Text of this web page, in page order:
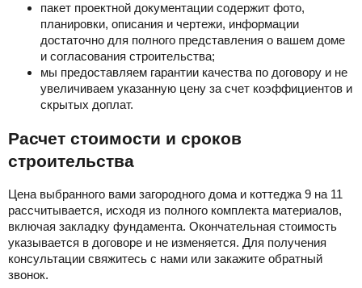
пакет проектной документации содержит фото,
планировки, описания и чертежи, информации
достаточно для полного представления о вашем доме
и согласования строительства;
мы предоставляем гарантии качества по договору и не
увеличиваем указанную цену за счет коэффициентов и
скрытых доплат.
Расчет стоимости и сроков
строительства
Цена выбранного вами загородного дома и коттеджа 9 на 11
рассчитывается, исходя из полного комплекта материалов,
включая закладку фундамента. Окончательная стоимость
указывается в договоре и не изменяется. Для получения
консультации свяжитесь с нами или закажите обратный
звонок.